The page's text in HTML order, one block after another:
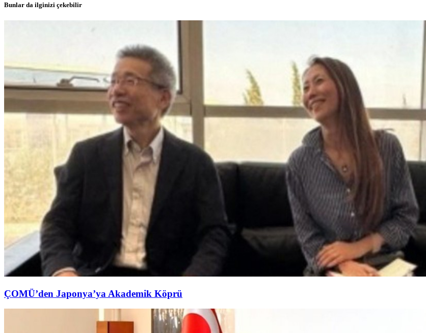
Bunlar da ilginizi çekebilir
ÇOMÜ’den Japonya’ya Akademik Köprü